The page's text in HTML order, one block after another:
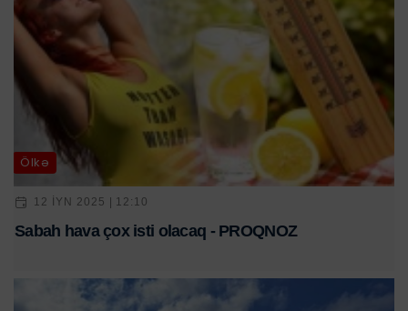
Ölkə
12 IYN 2025 | 12:10
Sabah hava çox isti olacaq - PROQNOZ